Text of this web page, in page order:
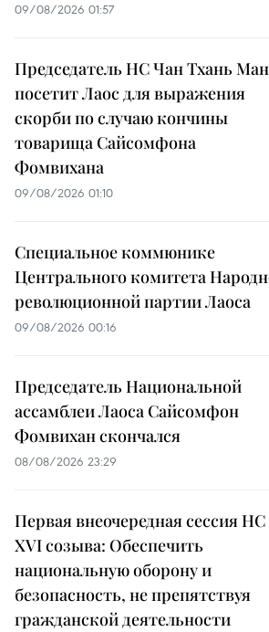
09/08/2026 01:57
Председатель НС Чан Тхань Ман
посетит Лаос для выражения
скорби по случаю кончины
товарища Сайсомфона
Фомвихана
09/08/2026 01:10
Специальное коммюнике
Центрального комитета
революционной партии Лаоса
09/08/2026 00:16
Председатель Национальной
ассамблеи Лаоса Сайсомфон
Фомвихан скончался
08/08/2026 23:29
Первая внеочередная сессия НС
XVI созыва: Обеспечить
национальную оборону и
безопасность, не препятствуя
гражданской деятельности